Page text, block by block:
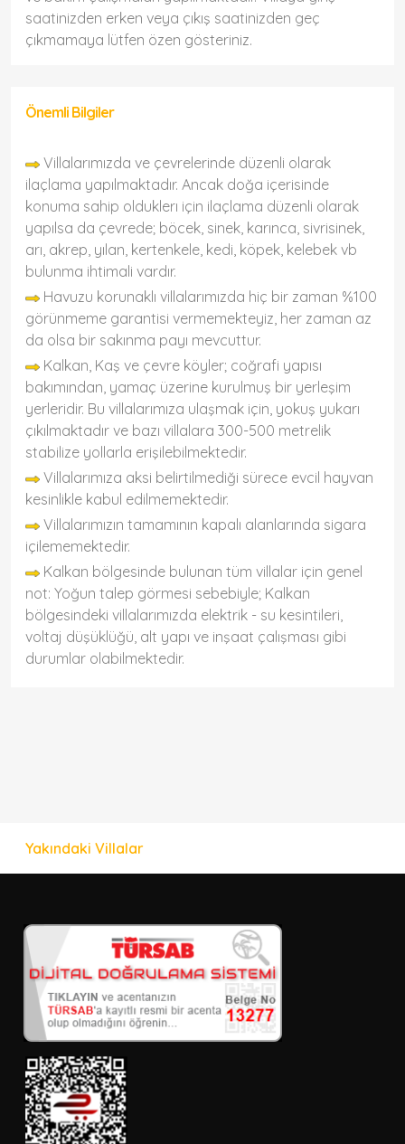
saatinizden erken veya çıkış saatinizden geç
çıkmamaya lütfen özen gösteriniz.
Önemli Bilgiler
Villalarımızda ve çevrelerinde düzenli olarak
ilaçlama yapılmaktadır. Ancak doğa içerisinde
konuma sahip olduklerı için ilaçlama düzenli olarak
yapılsa da çevrede; böcek, sinek, karınca, sivrisinek,
arı, akrep, yılan, kertenkele, kedi, köpek, kelebek vb
bulunma ihtimali vardır.
Havuzu korunaklı villalarımızda hiç bir zaman %100
görünmeme garantisi vermemekteyiz, her zaman az
da olsa bir sakınma payı mevcuttur.
Kalkan, Kaş ve çevre köyler; coğrafi yapısı
bakımından, yamaç üzerine kurulmuş bir yerleşim
yerleridir. Bu villalarımıza ulaşmak için, yokuş yukarı
çıkılmaktadır ve bazı villalara 300-500 metrelik
stabilize yollarla erişilebilmektedir.
Villalarımıza aksi belirtilmediği sürece evcil hayvan
kesinlikle kabul edilmemektedir.
Villalarımızın tamamının kapalı alanlarında sigara
içilememektedir.
Kalkan bölgesinde bulunan tüm villalar için genel
not: Yoğun talep görmesi sebebiyle; Kalkan
bölgesindeki villalarımızda elektrik - su kesintileri,
voltaj düşüklüğü, alt yapı ve inşaat çalışması gibi
durumlar olabilmektedir.
Yakındaki Villalar